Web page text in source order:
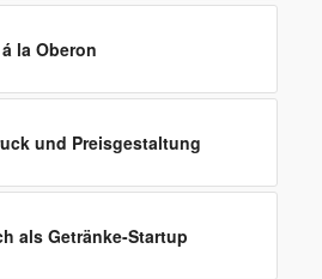
la Oberon
und Preisgestaltung
als Getränke-Startup